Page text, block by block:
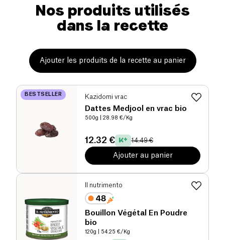
Nos produits utilisés
dans la recette
Ajouter les produits de la recette au panier
BESTSELLER Kazidomi vrac
Dattes Medjool en vrac bio
500g | 28.98 €/Kg
12.32 € 14.49 €
Ajouter au panier
Il nutrimento
Bouillon Végétal En Poudre
bio
120g | 54.25 €/Kg